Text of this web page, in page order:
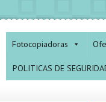
Fotocopiadoras
POLITICAS DE